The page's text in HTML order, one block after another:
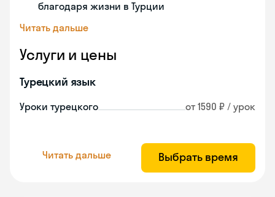
благодаря жизни в Турции
Читать дальше
Услуги и цены
Турецкий язык
Уроки турецкого от 1590 ₽ / урок
Читать дальше Выбрать время